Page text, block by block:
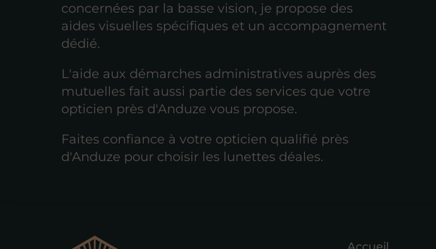
concernées par la basse vision, je propose des
aides visuelles spécifiques et un accompagnement
dédié.
L'aide aux démarches administratives auprès des
mutuelles fait aussi partie des services que votre
opticien près d'Anduze vous propose.
Faites confiance à votre opticien qualifié près
d'Anduze pour choisir les lunettes déales.
Accueil